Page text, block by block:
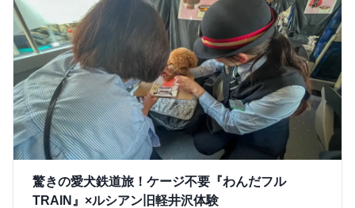
驚きの愛犬鉄道旅！ケージ不要『わんだフル
TRAIN』×ルシアン旧軽井沢体験